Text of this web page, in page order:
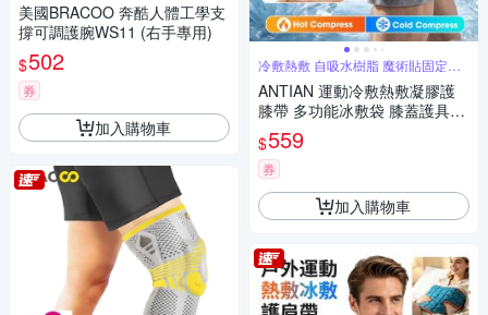
美國BRACOO 奔酷人體工學支
撐可調護腕WS11 (右手專用)
$502
券
加入購物車
冷敷熱敷 自吸水樹脂 魔術貼固定迴
圈使用
ANTIAN 運動冷敷熱敷凝膠護
膝帶 多功能冰敷袋 膝蓋護具綁
帶 膝蓋熱敷支撐帶 可重複使用
（非醫療器材）
$559
券
加入購物車